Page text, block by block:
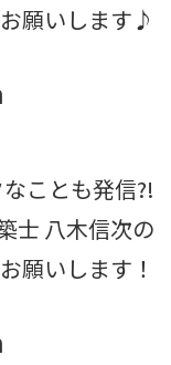
願いします♪
ことも発信?!
士 八木信次の
願いします！